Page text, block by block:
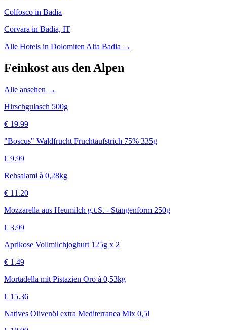
Colfosco in Badia
Corvara in Badia, IT
Alle Hotels in Dolomiten Alta Badia →
Feinkost aus den Alpen
Alle ansehen →
Hirschgulasch 500g
€ 19.99
"Boscus" Waldfrucht Fruchtaufstrich 75% 335g
€ 9.99
Rehsalami à 0,28kg
€ 11.20
Mozzarella aus Heumilch g.t.S. - Stangenform 250g
€ 3.99
Aprikose Vollmilchjoghurt 125g x 2
€ 1.49
Mortadella mit Pistazien Oro à 0,53kg
€ 15.36
Natives Olivenöl extra Mediterranea Mix 0,5l